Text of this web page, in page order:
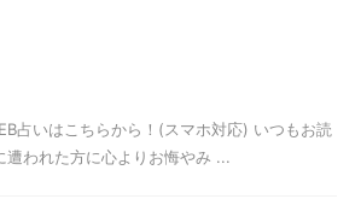
占いはこちらから！(スマホ対応) いつもお読
われた方に心よりお悔やみ ...